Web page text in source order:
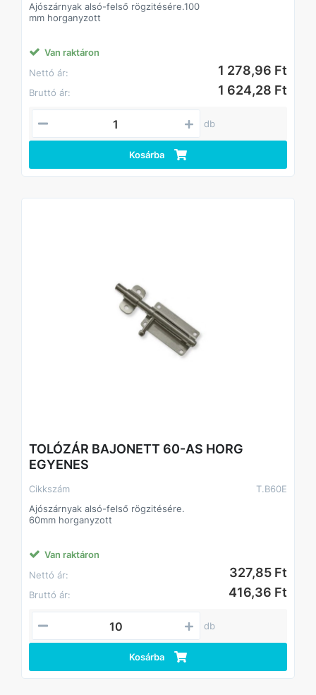
Ajószárnyak alsó-felső rögzitésére.100
mm horganyzott
Van raktáron
Nettó ár:
1 278,96 Ft
Bruttó ár: 1 624,28 Ft
db
Kosárba
TOLÓZÁR BAJONETT 60-AS HORG
EGYENES
Cikkszám
T.B60E
Ajószárnyak alsó-felső rögzitésére.
60mm horganyzott
Van raktáron
Nettó ár:
327,85 Ft
Bruttó ár: 416,36 Ft
db
Kosárba